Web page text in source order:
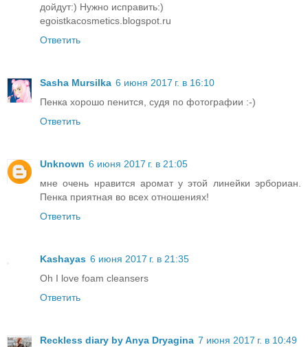
дойдут:) Нужно исправить:)
egoistkacosmetics.blogspot.ru
Ответить
Sasha Mursilka 6 июня 2017 г. в 16:10
Пенка хорошо пенится, судя по фотографии :-)
Ответить
Unknown 6 июня 2017 г. в 21:05
мне очень нравится аромат у этой линейки эрбориан.
Пенка приятная во всех отношениях!
Ответить
Kashayas 6 июня 2017 г. в 21:35
Oh I love foam cleansers
Ответить
Reckless diary by Anya Dryagina 7 июня 2017 г. в 10:49